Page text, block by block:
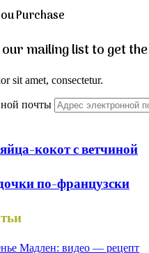
Purchase
mailing list to get
sit amet, consectetur.
почты
кокот с ветчиной
по-французски